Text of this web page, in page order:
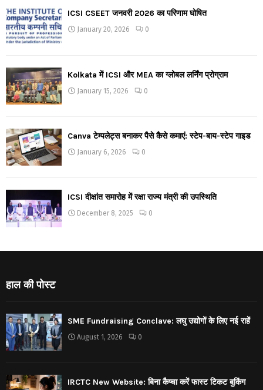
ICSI CSEET जनवरी 2026 का परिणाम घोषित
January 20, 2026 0
Kolkata में ICSI और MEA का ग्लोबल लर्निंग प्रोग्राम
January 15, 2026 0
Canva टेम्पलेट्स बनाकर पैसे कैसे कमाएं: स्टेप-बाय-स्टेप गाइड
January 6, 2026 0
ICSI दीक्षांत समारोह में रक्षा राज्य मंत्री की उपस्थिति
December 8, 2025 0
हाल की पोस्ट
SME Fundraising Conclave: लघु उद्योगों के लिए नई राहें
August 1, 2026 0
IRCTC New Website: बिना कैप्चा करें फास्ट टिकट बुकिंग